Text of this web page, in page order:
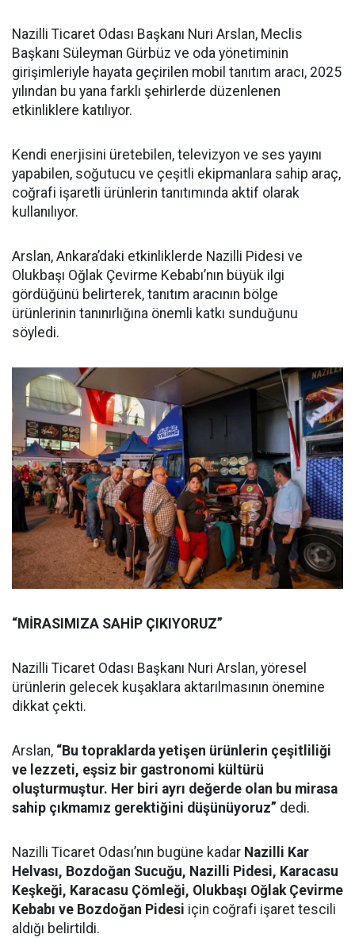
Nazilli Ticaret Odası Başkanı Nuri Arslan, Meclis
Başkanı Süleyman Gürbüz ve oda yönetiminin
girişimleriyle hayata geçirilen mobil tanıtım aracı, 2025
yılından bu yana farklı şehirlerde düzenlenen
etkinliklere katılıyor.
Kendi enerjisini üretebilen, televizyon ve ses yayını
yapabilen, soğutucu ve çeşitli ekipmanlara sahip araç,
coğrafi işaretli ürünlerin tanıtımında aktif olarak
kullanılıyor.
Arslan, Ankara’daki etkinliklerde Nazilli Pidesi ve
Olukbaşı Oğlak Çevirme Kebabı’nın büyük ilgi
gördüğünü belirterek, tanıtım aracının bölge
ürünlerinin tanınırlığına önemli katkı sunduğunu
söyledi.
“MİRASIMIZA SAHİP ÇIKIYORUZ”
Nazilli Ticaret Odası Başkanı Nuri Arslan, yöresel
ürünlerin gelecek kuşaklara aktarılmasının önemine
dikkat çekti.
Arslan, “Bu topraklarda yetişen ürünlerin çeşitliliği
ve lezzeti, eşsiz bir gastronomi kültürü
oluşturmuştur. Her biri ayrı değerde olan bu mirasa
sahip çıkmamız gerektiğini düşünüyoruz” dedi.
Nazilli Ticaret Odası’nın bugüne kadar Nazilli Kar
Helvası, Bozdoğan Sucuğu, Nazilli Pidesi, Karacasu
Keşkeği, Karacasu Çömleği, Olukbaşı Oğlak Çevirme
Kebabı ve Bozdoğan Pidesi için coğrafi işaret tescili
aldığı belirtildi.